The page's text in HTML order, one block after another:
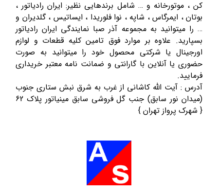
کن ، موتورخانه و … شامل برندهایی نظیر: ایران رادیاتور ،
بوتان ، ایمرگاس ، شاپه ، نوا فلوریدا ، ایساتیس ، گلدیران و
… را میتوانید به مجموعه آذر صبا نمایندگی ایران رادیاتور
بسپارید. علاوه بر موارد فوق تامین کلیه قطعات و لوازم
اورجینال یا شرکتی محصول خود را میتوانید به صورت
حضوری یا آنلاین با گارانتی و ضمانت نامه معتبر خریداری
فرمایید.
آدرس : آیت الله کاشانی از غرب به شرق نبش ستاری جنوب
(میدان نور سابق) جنب گل فروشی سابق مینیاتور پلاک 62
{ شهرک پرواز تهران }